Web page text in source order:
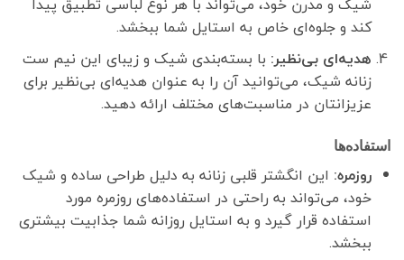
کند و جلوه‌ای خاص به استایل شما ببخشد.
هدیه‌ای بی‌نظیر:با بسته‌بندی شیک و زیبای این نیم ست
زنانه شیک، می‌توانید آن را به عنوان هدیه‌ای بی‌نظیر برای
عزیزانتان در مناسبت‌های مختلف ارائه دهید.
استفاده‌ها
روزمره:این انگشتر قلبی زنانه به دلیل طراحی ساده و شیک
خود، می‌تواند به راحتی در استفاده‌های روزمره مورد
استفاده قرار گیرد و به استایل روزانه شما جذابیت بیشتری
ببخشد.